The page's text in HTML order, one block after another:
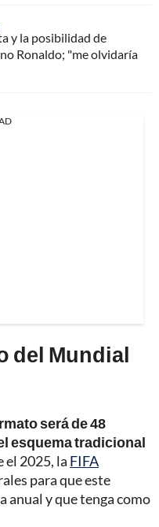
y la posibilidad de
Ronaldo; "me olvidaría
del Mundial
será de 48
esquema tradicional
el 2025, la FIFA
para que este
anual y que tenga como